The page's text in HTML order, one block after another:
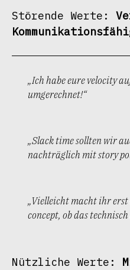
Störende Werte:
„Ich habe eure velocity
umgerechnet!“
„Slack time sollten wir
nachträglich mit story
„Vielleicht macht ihr
concept, ob das
Nützliche Werte: